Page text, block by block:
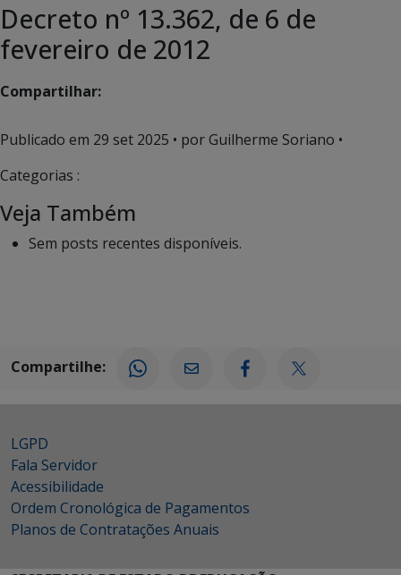
Decreto nº 13.362, de 6 de
fevereiro de 2012
Compartilhar:
Publicado em 29 set 2025 • por Guilherme Soriano •
Categorias :
Veja Também
Sem posts recentes disponíveis.
Compartilhe:
LGPD
Fala Servidor
Acessibilidade
Ordem Cronológica de Pagamentos
Planos de Contratações Anuais